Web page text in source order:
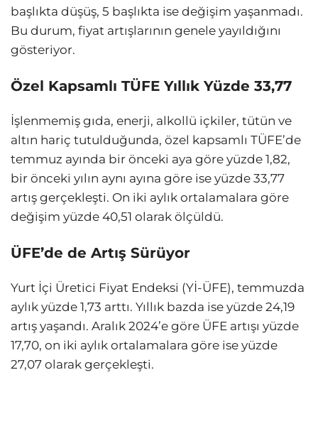
başlıkta düşüş, 5 başlıkta ise değişim yaşanmadı.
Bu durum, fiyat artışlarının genele yayıldığını
gösteriyor.
Özel Kapsamlı TÜFE Yıllık Yüzde 33,77
İşlenmemiş gıda, enerji, alkollü içkiler, tütün ve
altın hariç tutulduğunda, özel kapsamlı TÜFE’de
temmuz ayında bir önceki aya göre yüzde 1,82,
bir önceki yılın aynı ayına göre ise yüzde 33,77
artış gerçekleşti. On iki aylık ortalamalara göre
değişim yüzde 40,51 olarak ölçüldü.
ÜFE’de de Artış Sürüyor
Yurt İçi Üretici Fiyat Endeksi (Yİ-ÜFE), temmuzda
aylık yüzde 1,73 arttı. Yıllık bazda ise yüzde 24,19
artış yaşandı. Aralık 2024’e göre ÜFE artışı yüzde
17,70, on iki aylık ortalamalara göre ise yüzde
27,07 olarak gerçekleşti.